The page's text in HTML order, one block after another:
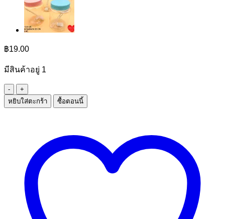
฿19.00
มีสินค้าอยู่ 1
จำนวน
สมุด
หยิบใส่ตะกร้า ซื้อตอนนี้